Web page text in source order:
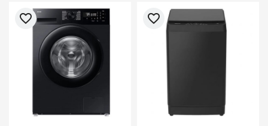
favorite_border favorite_border